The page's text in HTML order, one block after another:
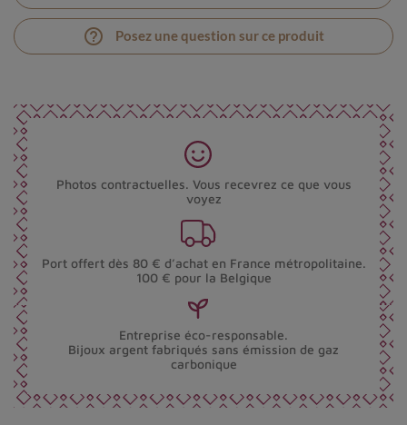
help_outline Posez une question sur ce produit
Photos contractuelles. Vous recevrez ce que vous
voyez
Port offert dès 80 € d’achat en France métropolitaine.
100 € pour la Belgique
Entreprise éco-responsable.
Bijoux argent fabriqués sans émission de gaz
carbonique